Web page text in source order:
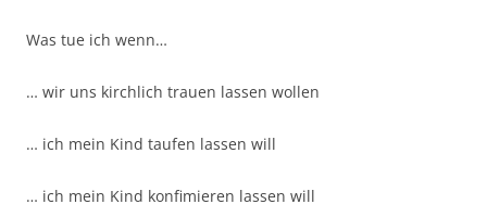
Was tue ich wenn…
… wir uns kirchlich trauen lassen wollen
… ich mein Kind taufen lassen will
… ich mein Kind konfimieren lassen will